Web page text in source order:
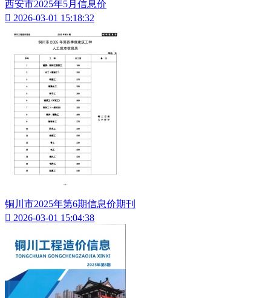
西安市2025年5月信息价
 2026-03-01 15:18:32
铜川市2025年第6期信息价期刊
 2026-03-01 15:04:38